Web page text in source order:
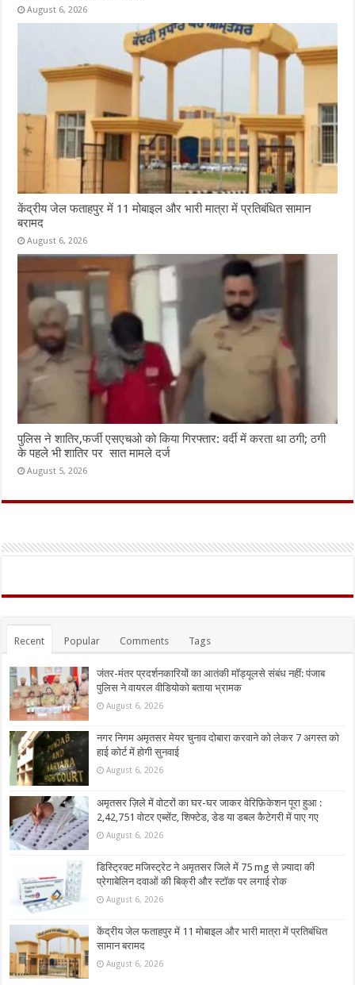
August 6, 2026
केंद्रीय जेल फताहपुर में 11 मोबाइल और भारी मात्रा में प्रतिबंधित सामान
बरामद
August 6, 2026
पुलिस ने शातिर,फर्जी एसएचओ को किया गिरफ्तार: वर्दी में करता था ठगी; ठगी
के पहले भी शातिर पर सात मामले दर्ज
August 5, 2026
Recent Popular Comments Tags
जंतर-मंतर प्रदर्शनकारियों का आतंकी मॉड्यूलसे संबंध नहीं: पंजाब
पुलिस ने वायरल वीडियोको बताया भ्रामक
August 6, 2026
नगर निगम अमृतसर मेयर चुनाव दोबारा करवाने को लेकर 7 अगस्त को
हाई कोर्ट में होगी सुनवाई
August 6, 2026
अमृतसर ज़िले में वोटरों का घर-घर जाकर वेरिफ़िकेशन पूरा हुआ :
2,42,751 वोटर एब्सेंट, शिफ्टेड, डेड या डबल कैटेगरी में पाए गए
August 6, 2026
डिस्ट्रिक्ट मजिस्ट्रेट ने अमृतसर जिले में 75 mg से ज़्यादा की
प्रेगाबेलिन दवाओं की बिक्री और स्टॉक पर लगाई रोक
August 6, 2026
केंद्रीय जेल फताहपुर में 11 मोबाइल और भारी मात्रा में प्रतिबंधित
सामान बरामद
August 6, 2026